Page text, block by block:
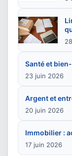
Santé et
23 juin 2026
Argent et
20 juin 2026
Immobilier :
17 juin 2026